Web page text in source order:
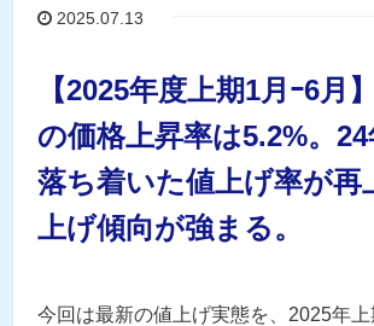
2025.07.13
【2025年度上期1月ｰ6月
の価格上昇率は5.2%。
落ち着いた値上げ率が再
上げ傾向が強まる。
今回は最新の値上げ実態を、2025年